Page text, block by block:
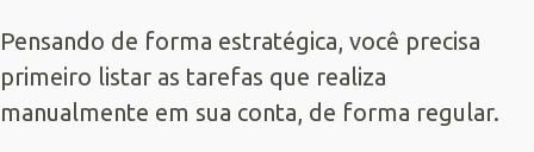
Pensando de forma estratégica, você precisa
primeiro listar as tarefas que realiza
manualmente em sua conta, de forma regular.